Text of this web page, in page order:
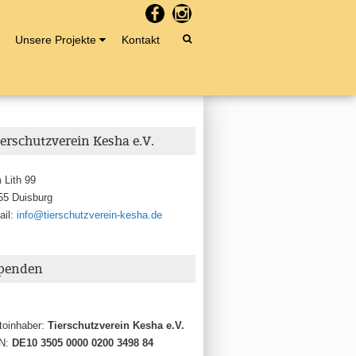
Unsere Projekte Kontakt
Kesha e.V.
Lith 99
Duisburg
info@tierschutzverein-kesha.de
Tierschutzverein Kesha e.V.
DE10 3505 0000 0200 3498 84